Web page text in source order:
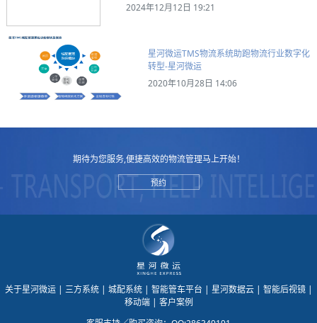
2024年12月12日 19:21
星河微运TMS物流系统助跑物流行业数字化
转型-星河微运
2020年10月28日 14:06
期待为您服务,便捷高效的物流管理马上开始！
预约
关于星河微运 | 三方系统 | 城配系统 | 智能管车平台 | 星河数据云 | 智能后视镜 |
移动端 | 客户案例